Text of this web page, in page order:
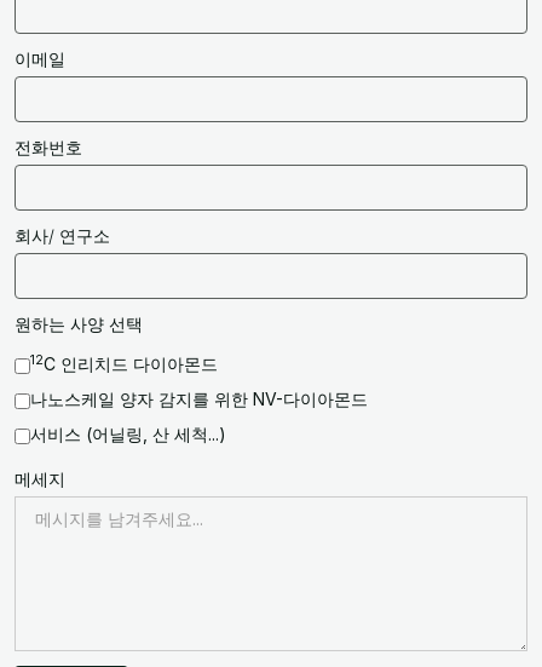
이메일
전화번호
회사/ 연구소
원하는 사양 선택
12C 인리치드 다이아몬드
나노스케일 양자 감지를 위한 NV-다이아몬드
서비스 (어닐링, 산 세척...)
메세지